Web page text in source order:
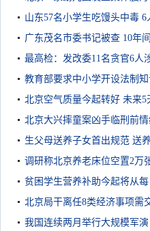
山东57名小学生吃馒头中毒 6
广东茂名市委书记被查 10年
最高检：发改委11名贪官6人
教育部要求中小学开设法制
北京空气质量今起转好 未来
北京大兴摔童案凶手临刑前
生父母送养子女首出规范 送
调研称北京养老床位空置2万
贫困学生营养补助今起将从
北京局干离任8类经济事项需
我国连续两月举行大规模军